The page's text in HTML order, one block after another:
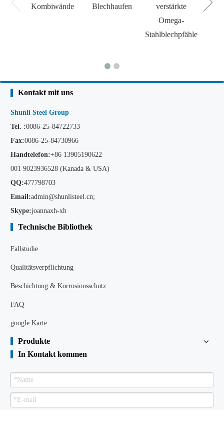
Kombiwände
Blechhaufen
verstärkte
Omega-
Stahlblechpfähle
Kontakt mit uns
Shunli Steel Group
Tel. :0086-25-84722733
Fax:0086-25-84730966
Handtelefon:+86 13905190622
001 9023936528 (Kanada & USA)
QQ:477798703
Email:admin@shunlisteel.cn;
Skype:joannaxh-xh
Technische Bibliothek
Fallstudie
Qualitätsverpflichtung
Beschichtung & Korrosionsschutz
FAQ
google Karte
Produkte
In Kontakt kommen